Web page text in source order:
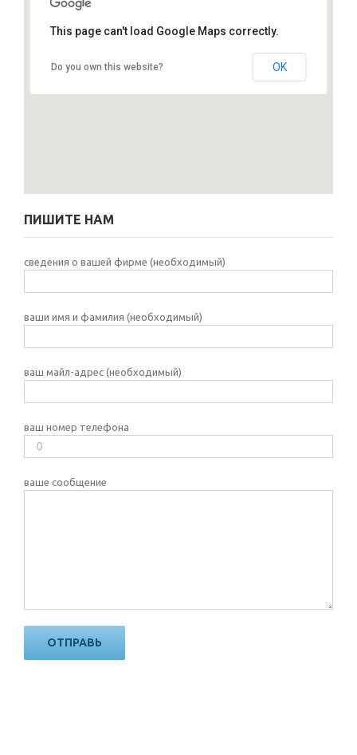
This page can't load Google Maps correctly.
Do you own this website? OK
ПИШИТЕ НАМ
сведения о вашей фирме (необходимый)
ваши имя и фамилия (необходимый)
ваш майл-адрес (необходимый)
ваш номер телефона
ваше сообщение